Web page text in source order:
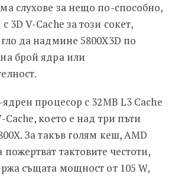
слухове за нещо по-способно,
3D V-Cache за този сокет,
да надмине 5800X3D по
брой ядра или
ядрен процесор с 32MB L3 Cache
Cache, което e над три пъти
За такъв голям кеш, AMD
тактовите честоти,
същата мощност от 105 W,